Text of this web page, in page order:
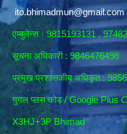
ito.bhimadmun@gmail.com
एम्बुलेन्स ः 9815193131 ,
सूचना अधिकारी : 9846476498
प्रमुख प्रशासकीय अधिकृत :
गुगल प्लस कोड / Google Plus
X3HJ+3P Bhimad